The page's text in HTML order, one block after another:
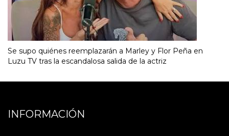
Se supo quiénes reemplazarán a Marley y Flor Peña en
Luzu TV tras la escandalosa salida de la actriz
INFORMACIÓN